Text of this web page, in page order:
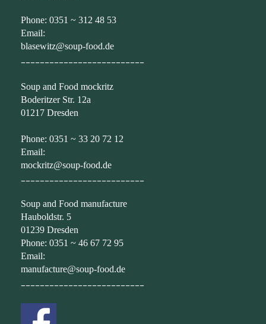
Phone: 0351 ~ 312 48 53
Email:
blasewitz@soup-food.de
Soup and Food mockritz
Boderitzer Str. 12a
01217 Dresden
Phone: 0351 ~ 33 20 72 12
Email:
mockritz@soup-food.de
Soup and Food manufacture
Hauboldstr. 5
01239 Dresden
Phone: 0351 ~ 46 67 72 95
Email:
manufacture@soup-food.de